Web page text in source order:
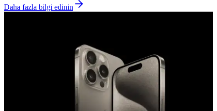
Daha fazla bilgi edinin